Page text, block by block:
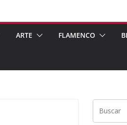
ARTE FLAMENCO